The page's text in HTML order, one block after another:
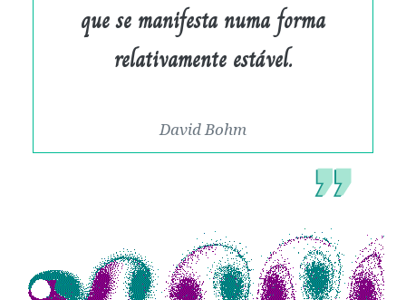
que se manifesta numa forma
relativamente estável.
David Bohm